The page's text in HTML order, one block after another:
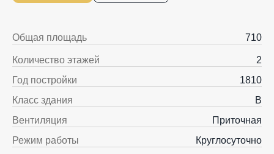
Общая площадь 710
Количество этажей
2
Год постройки
1810
Класс здания
B
Вентиляция
Приточная
Режим работы
Круглосуточно